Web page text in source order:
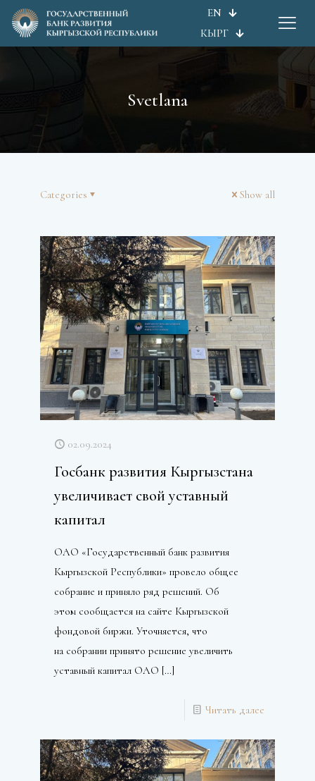
EN
КЫРГ
Svetlana
Categories Show all
02.09.2024
Госбанк развития Кыргызстана
увеличивает свой уставный
капитал
ОАО «Государственный банк развития
Кыргызской Республики» провело общее
собрание и приняло ряд решений. Об
этом сообщается на сайте Кыргызской
фондовой биржи. Уточняется, что
на собрании принято решение увеличить
уставный капитал ОАО […]
Читать далее